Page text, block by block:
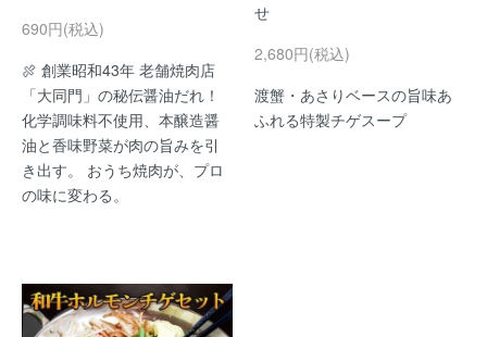
690円(税込)
🍖 創業昭和43年 老舗焼肉店
「大同門」の秘伝醤油だれ！
化学調味料不使用、本醸造醤
油と香味野菜が肉の旨みを引
き出す。 おうち焼肉が、プロ
の味に変わる。
せ
2,680円(税込)
渡蟹・あさりベースの旨味あ
ふれる特製チゲスープ